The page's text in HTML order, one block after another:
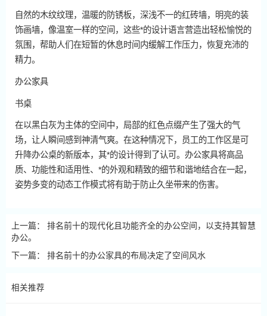
自然的木纹纹理，温暖的防锈板，深浅不一的红砖墙，明亮的装
饰画墙，像温室一样的空间，这些*的设计语言营造出轻松愉悦的
氛围，帮助人们在短暂的休息时间内缓解工作压力，恢复充沛的
精力。
办公家具
书桌
在以黑白灰为主体的空间中，局部的红色点缀产生了强大的气
场，让人瞬间感到神清气爽。在这种情况下，员工的工作区是可
升降办公桌的新版本，其*的设计得到了认可。办公家具将高品
质、功能性和适用性、*的外观和精致的细节和谐地结合在一起，
姿势多变的动态工作模式将有助于防止久坐带来的伤害。
上一篇： 排名前十的现代化且功能齐全的办公空间，以支持其智慧
办公。
下一篇： 排名前十的办公家具的布局决定了空间风水
相关推荐